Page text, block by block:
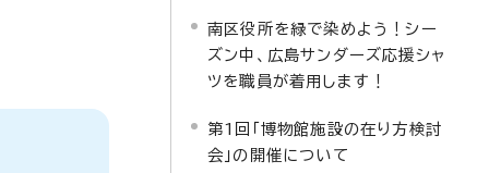
南区役所を緑で染めよう！シー
ズン中、広島サンダーズ応援シャ
ツを職員が着用します！
第1回「博物館施設の在り方検討
会」の開催について